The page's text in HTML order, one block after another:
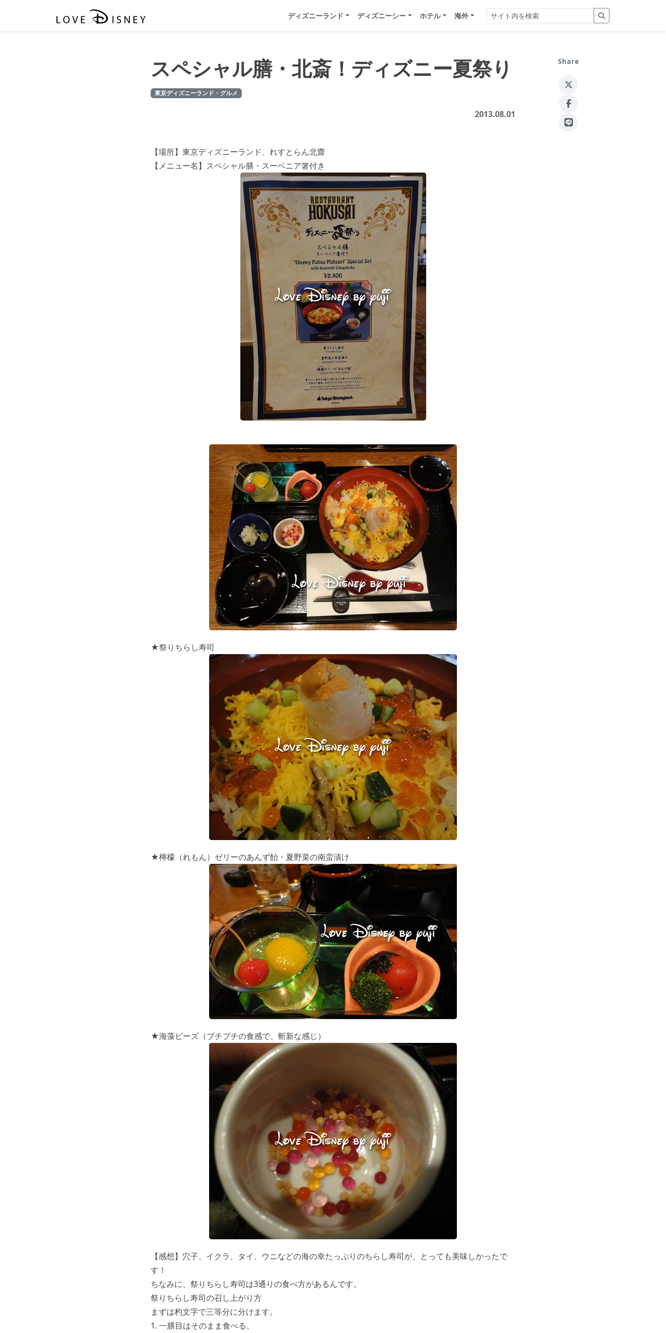
ディズニーランド ディズニーシー ホテル 海外
スペシャル膳・北斎！ディズニー夏祭り
東京ディズニーランド・グルメ
2013.08.01
【場所】東京ディズニーランド、れすとらん北齋
【メニュー名】スペシャル膳・スーベニア箸付き
★祭りちらし寿司
★檸檬（れもん）ゼリーのあんず飴・夏野菜の南蛮漬け
★海藻ビーズ（プチプチの食感で、斬新な感じ）
【感想】穴子、イクラ、タイ、ウニなどの海の幸たっぷりのちらし寿司が、とっても美味しかったで
す！
ちなみに、祭りちらし寿司は3通りの食べ方があるんです。
祭りちらし寿司の召し上がり方
まずは杓文字で三等分に分けます。
1. 一膳目はそのまま食べる。
Share